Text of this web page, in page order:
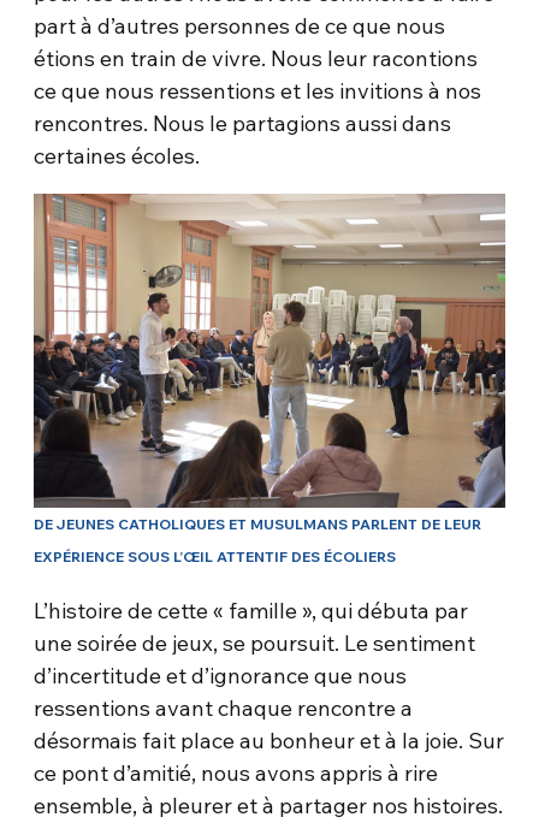
part à d’autres personnes de ce que nous
étions en train de vivre. Nous leur racontions
ce que nous ressentions et les invitions à nos
rencontres. Nous le partagions aussi dans
certaines écoles.
DE JEUNES CATHOLIQUES ET MUSULMANS PARLENT DE LEUR
EXPÉRIENCE SOUS L’ŒIL ATTENTIF DES ÉCOLIERS
L’histoire de cette « famille », qui débuta par
une soirée de jeux, se poursuit. Le sentiment
d’incertitude et d’ignorance que nous
ressentions avant chaque rencontre a
désormais fait place au bonheur et à la joie. Sur
ce pont d’amitié, nous avons appris à rire
ensemble, à pleurer et à partager nos histoires.